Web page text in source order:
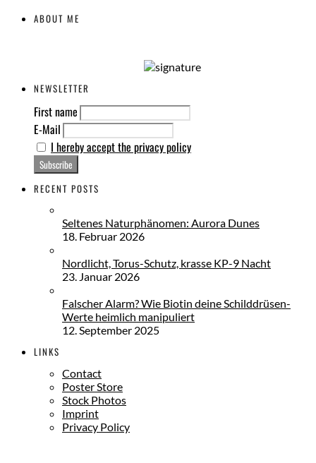
ABOUT ME
NEWSLETTER
First name
E-Mail
I hereby accept the privacy policy
RECENT POSTS
Seltenes Naturphänomen: Aurora Dunes
18. Februar 2026
Nordlicht, Torus-Schutz, krasse KP-9 Nacht
23. Januar 2026
Falscher Alarm? Wie Biotin deine Schilddrüsen-
Werte heimlich manipuliert
12. September 2025
LINKS
Contact
Poster Store
Stock Photos
Imprint
Privacy Policy